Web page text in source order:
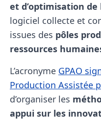
et d’optimisation
logiciel collecte et
issues des pôles
ressources
L’acronyme GPAO
Production Assistée
d’organiser les
appui sur les